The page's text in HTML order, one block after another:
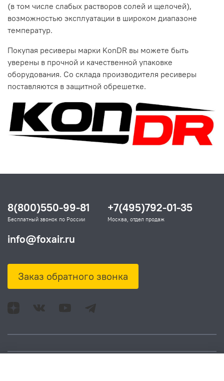
(в том числе слабых растворов солей и щелочей),
возможностью эксплуатации в широком диапазоне
температур.
Покупая ресиверы марки KonDR вы можете быть
уверены в прочной и качественной упаковке
оборудования. Со склада производителя ресиверы
поставляются в защитной обрешетке.
8(800)550-99-81
Бесплатный звонок по России
+7(495)792-01-35
Москва, отдел продаж
info@foxair.ru
Заказ обратного звонка